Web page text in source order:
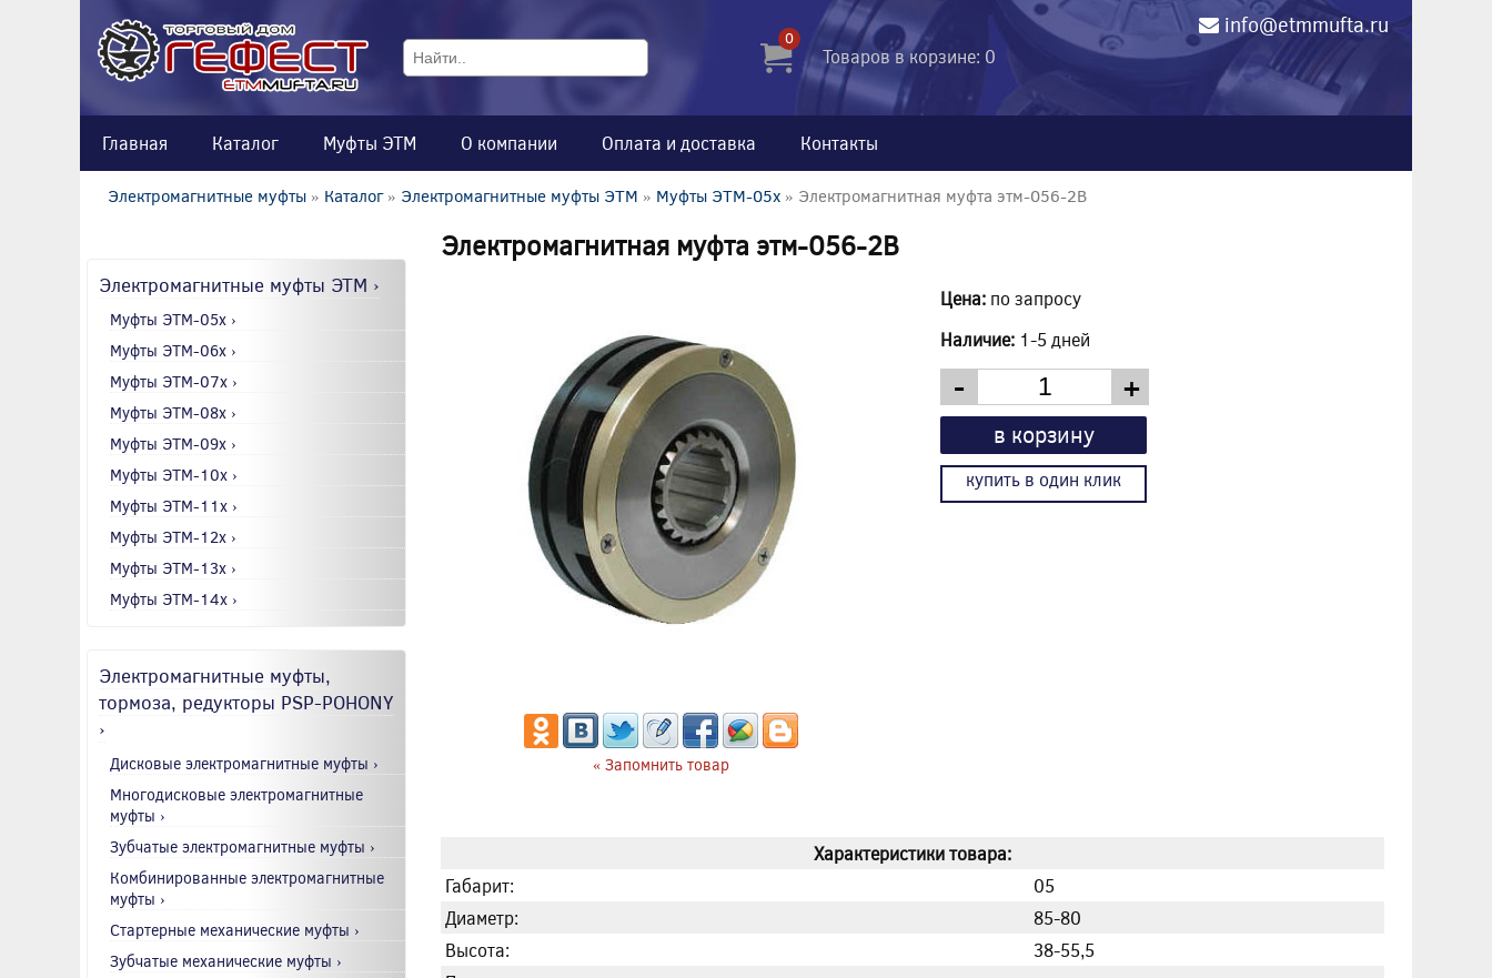
info@etmmufta.ru
0
Товаров в корзине: 0
Главная Каталог Муфты ЭТМ О компании Оплата и доставка Контакты
Электромагнитные муфты » Каталог» Электромагнитные муфты ЭТМ » Муфты ЭТМ-05x » Электромагнитная муфта этм-056-2В
Электромагнитные муфты ЭТМ ›
Муфты ЭТМ-05x ›
Муфты ЭТМ-06x ›
Муфты ЭТМ-07x ›
Муфты ЭТМ-08x ›
Муфты ЭТМ-09x ›
Муфты ЭТМ-10x ›
Муфты ЭТМ-11x ›
Муфты ЭТМ-12x ›
Муфты ЭТМ-13x ›
Муфты ЭТМ-14x ›
Электромагнитные муфты,
тормоза, редукторы PSP-POHONY
›
Дисковые электромагнитные муфты ›
Многодисковые электромагнитные
муфты ›
Зубчатые электромагнитные муфты ›
Комбинированные электромагнитные
муфты ›
Стартерные механические муфты ›
Зубчатые механические муфты ›
Электромагнитная муфта этм-056-2В
« Запомнить товар
Цена: по запросу
Наличие: 1-5 дней
- +
в корзину
купить в один клик
Характеристики товара:
Габарит:
05
Диаметр:
85-80
Высота:
38-55,5